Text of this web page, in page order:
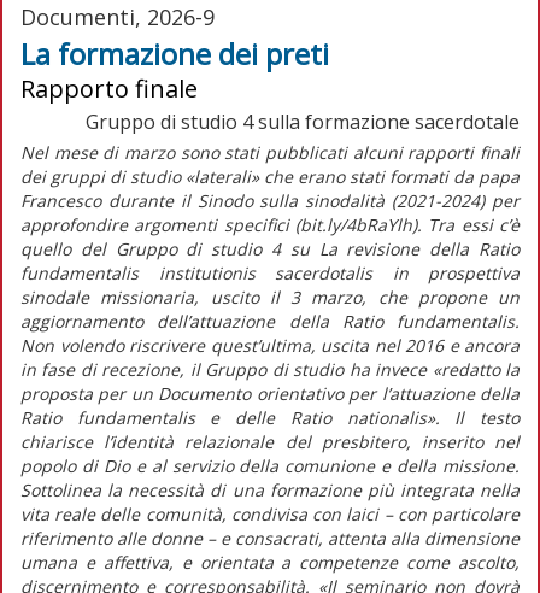
Documenti, 2026-9
La formazione dei preti
Rapporto finale
Gruppo di studio 4 sulla formazione sacerdotale
Nel mese di marzo sono stati pubblicati alcuni rapporti finali
dei gruppi di studio «laterali» che erano stati formati da papa
Francesco durante il Sinodo sulla sinodalità (2021-2024) per
approfondire argomenti specifici (bit.ly/4bRaYlh). Tra essi c’è
quello del Gruppo di studio 4 su La revisione della Ratio
fundamentalis institutionis sacerdotalisin prospettiva
sinodale missionaria, uscito il 3 marzo, che propone un
aggiornamento dell’attuazione della Ratio fundamentalis.
Non volendo riscrivere quest’ultima, uscita nel 2016 e ancora
in fase di recezione, il Gruppo di studio ha invece «redatto la
proposta per un Documento orientativo per l’attuazione della
Ratio fundamentalise delle Ratio nationalis». Il testo
chiarisce l’identità relazionale del presbitero, inserito nel
popolo di Dio e al servizio della comunione e della missione.
Sottolinea la necessità di una formazione più integrata nella
vita reale delle comunità, condivisa con laici – con particolare
riferimento alle donne – e consacrati, attenta alla dimensione
umana e affettiva, e orientata a competenze come ascolto,
discernimento e corresponsabilità. «Il seminario non dovrà